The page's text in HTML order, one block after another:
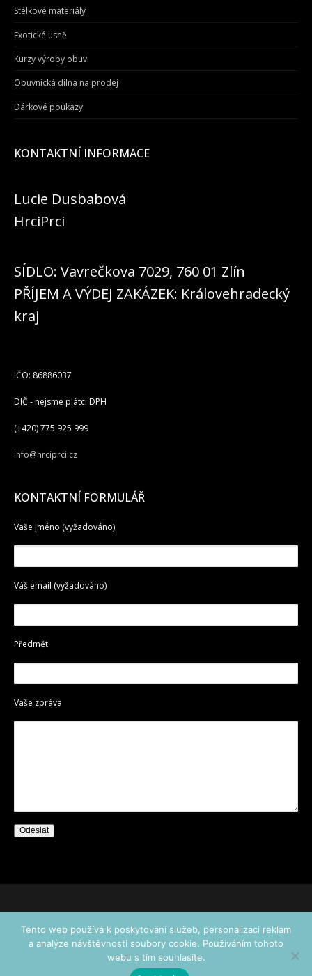
Stélkové materiály
Exotické usně
Kurzy výroby obuvi
Obuvnická dílna na prodej
Dárkové poukazy
KONTAKTNÍ INFORMACE
Lucie Dusbabová
HrciPrci
SÍDLO: Vavrečkova 7029, 760 01 Zlín
PŘÍJEM A VÝDEJ ZAKÁZEK: Královehradecký
kraj
IČO: 86886037
DIČ - nejsme plátci DPH
(+420) 775 925 999
info@hrciprci.cz
KONTAKTNÍ FORMULÁŘ
Vaše jméno (vyžadováno)
Váš email (vyžadováno)
Předmět
Vaše zpráva
Tento web používá k poskytování služeb, personalizaci reklam
a analýze návštěvnosti soubory cookie. Používáním tohoto
webu s tím souhlasíte.